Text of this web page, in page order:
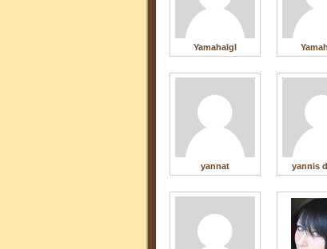
Yamahalgl
yannat yannis